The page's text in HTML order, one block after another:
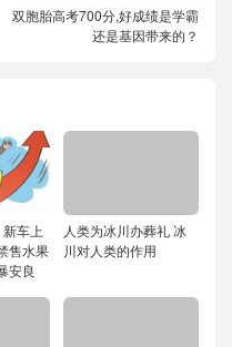
双胞胎高考700分,好成绩是学霸
还是基因带来的？
车上
售水果
安良
人类为冰川办葬礼 冰
川对人类的作用